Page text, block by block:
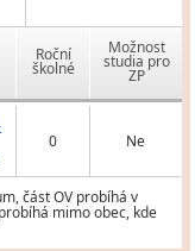
Roční
školné
Možnost
studia pro
ZP
0 Ne
část OV probíhá v
mimo obec, kde